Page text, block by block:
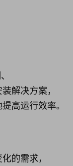
解决方案，
高运行效率。
的需求，